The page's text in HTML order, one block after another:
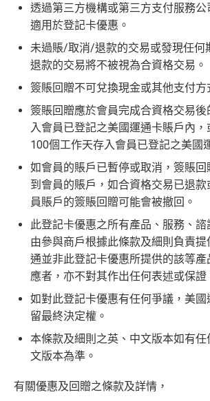
$2,200之基本卡會籍年費，亦
附屬卡而無須繳付年費
AE積分無限期，AE積分可兌換至10
飛行里數（行政費亦將全免）：Asia
mirates、Finnair及KrisFlyer等里數計
0運通積分= 1,000里→
AE積分兌換里
全年積分獎賞：靈活運用美國運通積
ay with Points / 憑分繳費、Travel
行程（2024年9月30日前：150AE 積
$1）、酒店積分（Marriott Bonvoy積
ors積分）、生活家品等
（主卡及附屬卡）可以憑卡進入香港機
um Lounge貴賓候機室，每曆年上限合
多：AE Explorer lounge 貴賓室
全年電影優惠：專享香港百老匯院線
IMAX 電影正價戲票9折優惠
免費旅遊保障：旅遊意外保障金額高
以AE Explorer卡訂機票）
網上購物安全保證 ：以AE Explorer卡
證、 45日購物保障、延長保養服務及
地提取現金、超過2,200間美國運通旅
以上加總，迎新有760,000 AE積分(相等
K$50簽賬回贈 ，獎賞由AE直接存入。同
(由里先生派出)， 獎賞將於簽賬後16星
員之基本卡的美國運通積分計劃戶口內。
新客戶立即申請：MrMiles.hk/
現有客戶立即申請：
e-apply/
（記得揀返想要嘅迎新連結申請，一經
果用iPhone/Mac的話會可能有Adblock
etting再申請：MrMiles.hk/
每1里賞金 ≈ HK$1，可兌換FPS轉數快
les.hk/mmcredit ✅優點
HK$9,500年費已經包晒AE Explorer
及免費帶多1個同伴入，除香港機場
on Lounges位於美國
全年全家旅遊保險！
免費申請2張附屬卡
送1張無限次入全球airport VIP lounge
查看更多信用卡詳情及分析...
透過第三方機構或第三方支付服務
適用於登記卡優惠。
未過賬/取消/退款的交易或發現任何
退款的交易將不被視為合資格交易。
簽賬回贈不可兌換現金或其他支付方
簽賬回贈應於會員完成合資格交易
入會員已登記之美國運通卡賬戶內
100個工作天存入會員已登記之美國
如會員的賬戶已暫停或取消，簽賬回
到會員的賬戶，如合資格交易已退
員賬戶的簽賬回贈可能會被撤回。
此登記卡優惠之所有產品、服務、
由參與商戶根據此條款及細則負責
通並非此登記卡優惠所提供的該等
應者，亦不對其作出任何表述或保證
如對此登記卡優惠有任何爭議，美
留最終決定權。
本條款及細則之英、中文版本如有
文版本為準。
有關優惠及回贈之條款及詳情，